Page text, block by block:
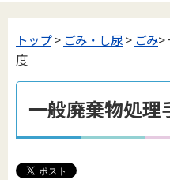
トップ> ごみ・し尿> ごみ>
度
一般廃棄物処理